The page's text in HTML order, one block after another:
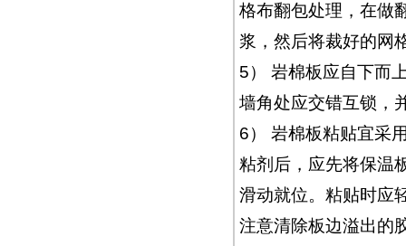
格布翻包处理，在做
浆，然后将裁好的网
5） 岩棉板应自下而
墙角处应交错互锁，
6） 岩棉板粘贴宜采
粘剂后，应先将保温
滑动就位。粘贴时应
注意清除板边溢出的